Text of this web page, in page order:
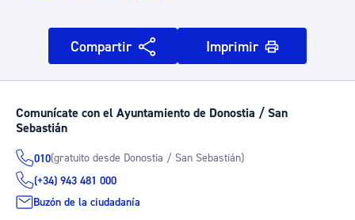
Compartir Imprimir
Comunícate con el Ayuntamiento de Donostia / San
Sebastián
010(gratuito desde Donostia / San Sebastián)
(+34) 943 481 000
Buzón de la ciudadanía